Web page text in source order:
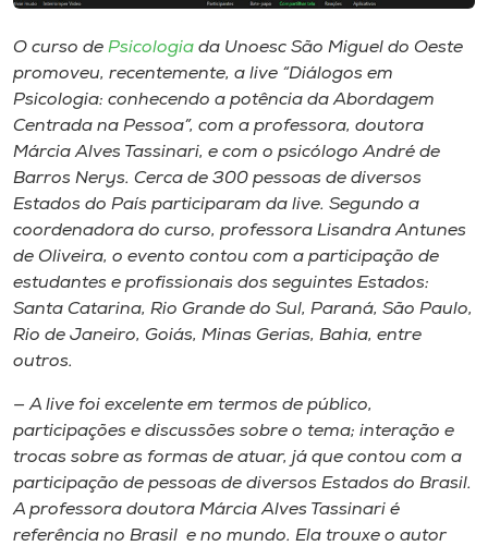
Selecione
A+
A-
O curso de Psicologia da Unoesc São Miguel do Oeste
promoveu, recentemente, a live “Diálogos em
Psicologia: conhecendo a potência da Abordagem
Centrada na Pessoa”, com a professora, doutora
Márcia Alves Tassinari, e com o psicólogo André de
Barros Nerys. Cerca de 300 pessoas de diversos
Estados do País participaram da live. Segundo a
coordenadora do curso, professora Lisandra Antunes
de Oliveira, o evento contou com a participação de
estudantes e profissionais dos seguintes Estados:
Santa Catarina, Rio Grande do Sul, Paraná, São Paulo,
Rio de Janeiro, Goiás, Minas Gerias, Bahia, entre
outros.
— A live foi excelente em termos de público,
participações e discussões sobre o tema; interação e
trocas sobre as formas de atuar, já que contou com a
participação de pessoas de diversos Estados do Brasil.
A professora doutora Márcia Alves Tassinari é
referência no Brasil e no mundo. Ela trouxe o autor